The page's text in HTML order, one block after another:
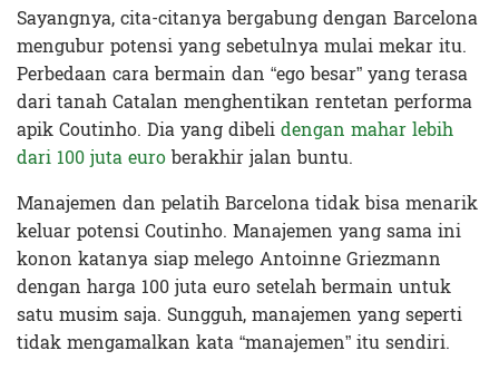
Sayangnya, cita-citanya bergabung dengan Barcelona
mengubur potensi yang sebetulnya mulai mekar itu.
Perbedaan cara bermain dan “ego besar” yang terasa
dari tanah Catalan menghentikan rentetan performa
apik Coutinho. Dia yang dibelidengan mahar lebih
dari 100 juta euroberakhir jalan buntu.
Manajemen dan pelatih Barcelona tidak bisa menarik
keluar potensi Coutinho. Manajemen yang sama ini
konon katanya siap melego Antoinne Griezmann
dengan harga 100 juta euro setelah bermain untuk
satu musim saja. Sungguh, manajemen yang seperti
tidak mengamalkan kata “manajemen” itu sendiri.